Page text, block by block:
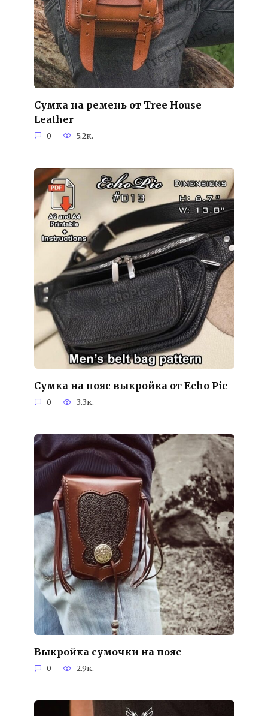
Сумка на ремень от Tree House
Leather
0 5.2к.
Сумка на пояс выкройка от Echo Pic
0 3.3к.
Выкройка сумочки на пояс
0 2.9к.